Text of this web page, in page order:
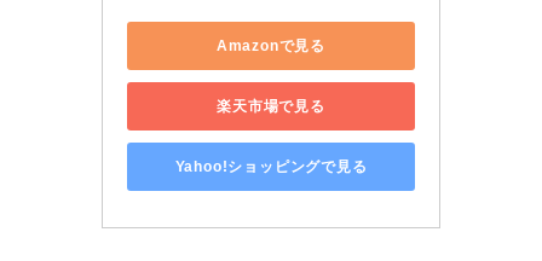
Amazonで見る
楽天市場で見る
Yahoo!ショッピングで見る